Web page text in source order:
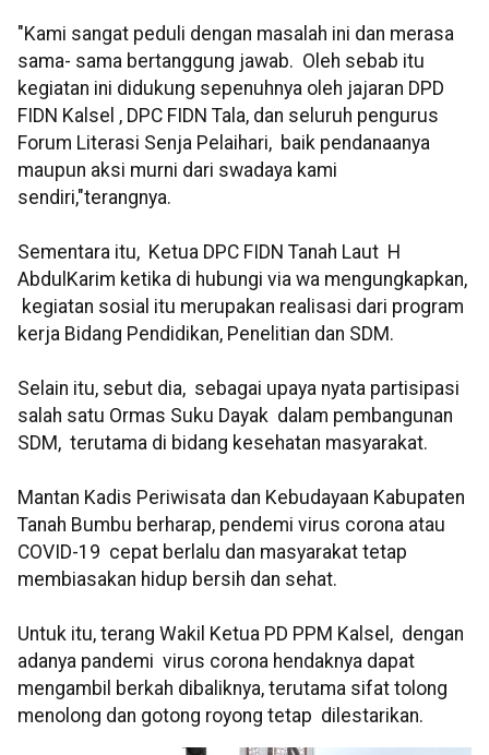
"Kami sangat peduli dengan masalah ini dan merasa
sama- sama bertanggung jawab. Oleh sebab itu
kegiatan ini didukung sepenuhnya oleh jajaran DPD
FIDN Kalsel , DPC FIDN Tala, dan seluruh pengurus
Forum Literasi Senja Pelaihari, baik pendanaanya
maupun aksi murni dari swadaya kami
sendiri,"terangnya.
Sementara itu, Ketua DPC FIDN Tanah Laut H
AbdulKarim ketika di hubungi via wa mengungkapkan,
kegiatan sosial itu merupakan realisasi dari program
kerja Bidang Pendidikan, Penelitian dan SDM.
Selain itu, sebut dia, sebagai upaya nyata partisipasi
salah satu Ormas Suku Dayak dalam pembangunan
SDM, terutama di bidang kesehatan masyarakat.
Mantan Kadis Periwisata dan Kebudayaan Kabupaten
Tanah Bumbu berharap, pendemi virus corona atau
COVID-19 cepat berlalu dan masyarakat tetap
membiasakan hidup bersih dan sehat.
Untuk itu, terang Wakil Ketua PD PPM Kalsel, dengan
adanya pandemi virus corona hendaknya dapat
mengambil berkah dibaliknya, terutama sifat tolong
menolong dan gotong royong tetap dilestarikan.